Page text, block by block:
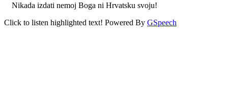
Nikada izdati nemoj Boga ni Hrvatsku svoju!
Click to listen highlighted text! Powered By GSpeech